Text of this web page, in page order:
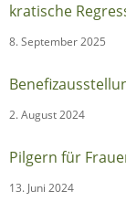
kratische
autoritären
8. September 2025
2. August 2024
Pilgern für
13. Juni 2024